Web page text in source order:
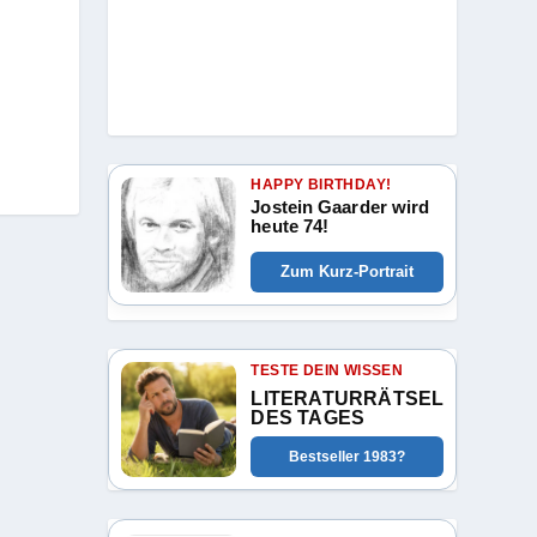
HAPPY BIRTHDAY!
Jostein Gaarder wird
heute 74!
Zum Kurz-Portrait
TESTE DEIN WISSEN
LITERATURRÄTSEL
DES TAGES
Bestseller 1983?